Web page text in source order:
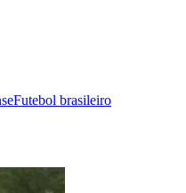
Futebol brasileiro